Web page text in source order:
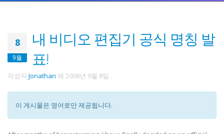
8
9월
내 비디오 편집기 공식 명칭 발
표!
작성자Jonathan 에 2008년 9월 8일 .
이 게시물은 영어로만 제공됩니다.